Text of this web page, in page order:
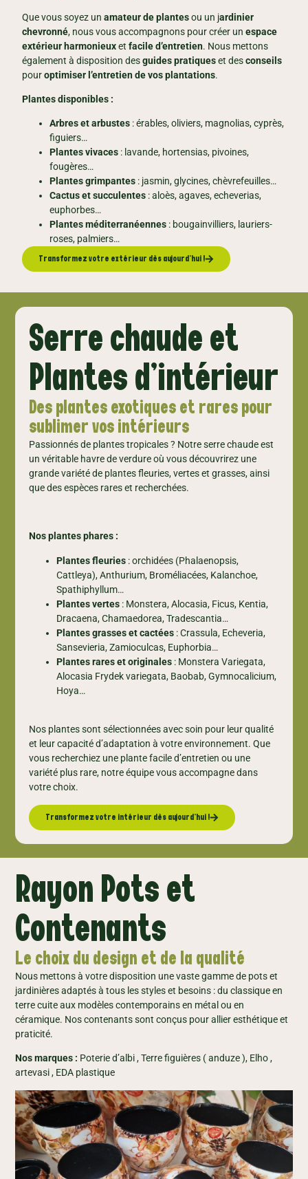
Que vous soyez unamateurde plantesou un jardinier
chevronné, nous vous accompagnons pour créer unespace
extérieur harmonieuxetfacile d’entretien. Nous mettons
également à disposition desguides pratiqueset desconseils
pouroptimiser l’entretien de vos plantations.
Plantes disponibles :
Arbres et arbustes : érables, oliviers, magnolias, cyprès,
figuiers…
Plantes vivaces : lavande, hortensias, pivoines,
fougères…
Plantes grimpantes : jasmin, glycines, chèvrefeuilles…
Cactus et succulentes : aloès, agaves, echeverias,
euphorbes…
Plantes méditerranéennes : bougainvilliers, lauriers-
roses, palmiers…
Transformez votre extérieur dès aujourd’hui !
Serre chaude et
Plantes d'intérieur
Des plantes exotiques et rares pour
sublimer vos intérieurs
Passionnés de plantes tropicales ? Notre serre chaude est
un véritable havre de verdure où vous découvrirez une
grande variété de plantes fleuries, vertes et grasses, ainsi
que des espèces rares et recherchées.
Nos plantes phares :
Plantes fleuries : orchidées (Phalaenopsis,
Cattleya), Anthurium, Broméliacées, Kalanchoe,
Spathiphyllum…
Plantes vertes : Monstera, Alocasia, Ficus, Kentia,
Dracaena, Chamaedorea, Tradescantia…
Plantes grasses et cactées : Crassula, Echeveria,
Sansevieria, Zamioculcas, Euphorbia…
Plantes rares et originales : Monstera Variegata,
Alocasia Frydek variegata, Baobab, Gymnocalicium,
Hoya…
Nos plantes sont sélectionnées avec soin pour leur qualité
et leur capacité d’adaptation à votre environnement. Que
vous recherchiez une plante facile d’entretien ou une
variété plus rare, notre équipe vous accompagne dans
votre choix.
Transformez votre intérieur dès aujourd’hui !
Rayon Pots et
Contenants
Le choix du design et de la qualité
Nous mettons à votre disposition une vaste gamme de pots et
jardinières adaptés à tous les styles et besoins : du classique en
terre cuite aux modèles contemporains en métal ou en
céramique. Nos contenants sont conçus pour allier esthétique et
praticité.
Nos marques : Poterie d’albi , Terre figuières ( anduze ), Elho ,
artevasi , EDA plastique